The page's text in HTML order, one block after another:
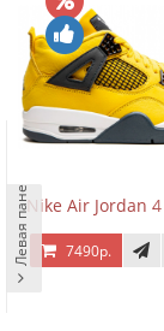
Nike Air Jordan
7490р.
Левая панель